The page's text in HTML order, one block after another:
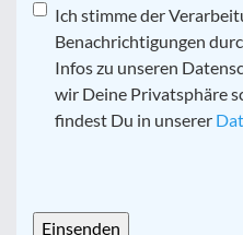
Datenschutz*
Ich stimme der
Benachrichtigungen
Infos zu unseren
wir Deine Privatsphäre
findest Du in unserer